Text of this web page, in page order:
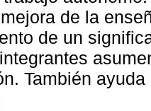
de la
de un
También